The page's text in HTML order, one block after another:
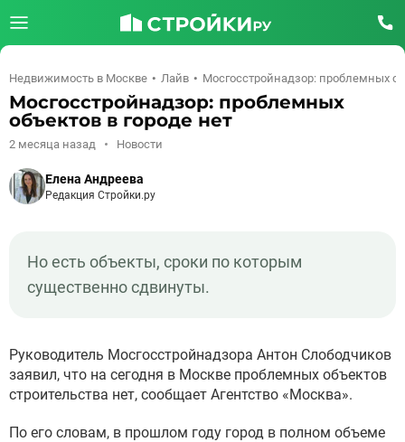
Недвижимость в Москве Лайв Мосгосстройнадзор: проблемных
Мосгосстройнадзор: проблемных
объектов в городе нет
2 месяца назад Новости
Елена Андреева
Редакция Стройки.ру
Но есть объекты, сроки по которым
существенно сдвинуты.
Руководитель Мосгосстройнадзора Антон Слободчиков
заявил, что на сегодня в Москве проблемных объектов
строительства нет, сообщает Агентство «Москва».
По его словам, в прошлом году город в полном объеме